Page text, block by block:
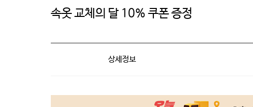
속옷 교체의 달 10% 쿠폰 증정
상세정보